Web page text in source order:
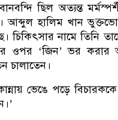
ছিল অত্যন্ত
হালিম খান
নামে তিনি
ওপর ‘জিন’ ভর
চালাতেন।
ভেঙে পড়ে